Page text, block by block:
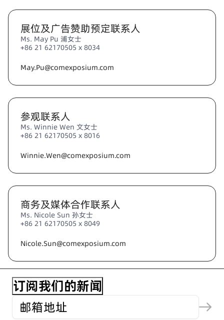
展位及广告赞助预定联系人
Ms. May Pu 浦女士
+86 21 62170505 x 8034
May.Pu@comexposium.com
参观联系人
Ms. Winnie Wen 文女士
+86 21 62170505 x 8016
Winnie.Wen@comexposium.com
商务及媒体合作联系人
Ms. Nicole Sun 孙女士
+86 21 62170505 x 8049
Nicole.Sun@comexposium.com